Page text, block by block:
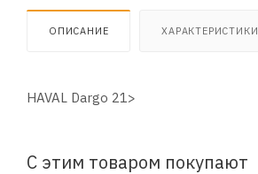
ОПИСАНИЕ ХАРАКТЕРИСТИКИ
HAVAL Dargo 21>
С этим товаром покупают